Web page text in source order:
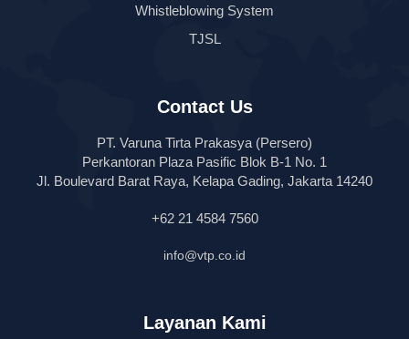
Whistleblowing System
TJSL
Contact Us
PT. Varuna Tirta Prakasya (Persero)
Perkantoran Plaza Pasific Blok B-1 No. 1
Jl. Boulevard Barat Raya, Kelapa Gading, Jakarta 14240
+62 21 4584 7560
info@vtp.co.id
Layanan Kami